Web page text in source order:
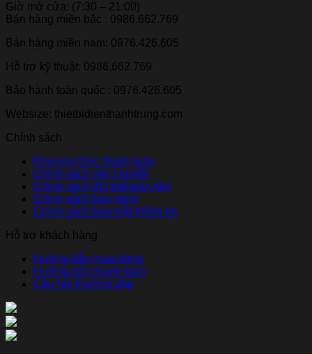
Giờ mở cửa: (7:30 – 21:00)
Bán hàng miền bắc : 0986.662.769
Bán hàng miền nam: 0976.426.605
Hỗ trợ kỹ thuật: 0986.662.769
Bảo hành toàn quốc : 0976.426.605
Websize: thietbidienthanhtrung.com
Chính sách
Phương thức thanh toán
Chính sách vận chuyển
Chính sách đổi trả/hoàn tiền
Chính sách bảo hành
Chính sách bảo mật thông tin
Hỗ trợ khách hàng
Hướng dẫn mua hàng
Hướng dẫn thanh toán
Câu hỏi thường gặp